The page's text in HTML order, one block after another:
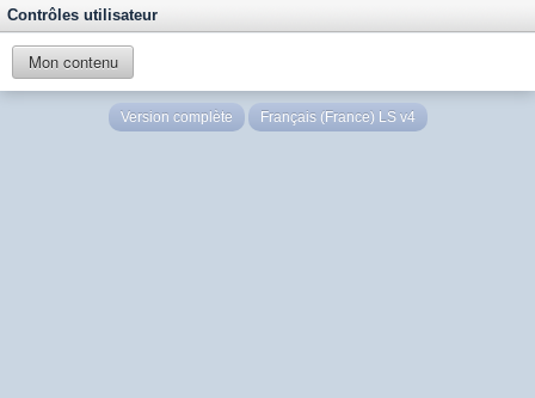
Contrôles utilisateur
Mon contenu
Version complète Français (France) LS v4